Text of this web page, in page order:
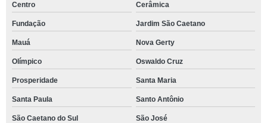
Centro Cerâmica
Fundação Jardim São Caetano
Mauá Nova Gerty
Olímpico Oswaldo Cruz
Prosperidade Santa Maria
Santa Paula Santo Antônio
São Caetano do Sul
São José